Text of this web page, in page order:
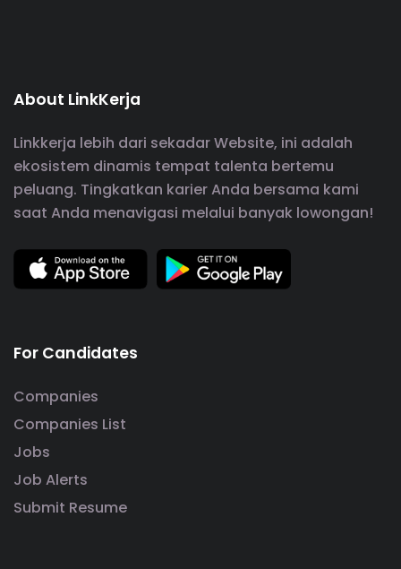
About LinkKerja
Linkkerja lebih dari sekadar Website, ini adalah
ekosistem dinamis tempat talenta bertemu
peluang. Tingkatkan karier Anda bersama kami
saat Anda menavigasi melalui banyak lowongan!
For Candidates
Companies
Companies List
Jobs
Job Alerts
Submit Resume